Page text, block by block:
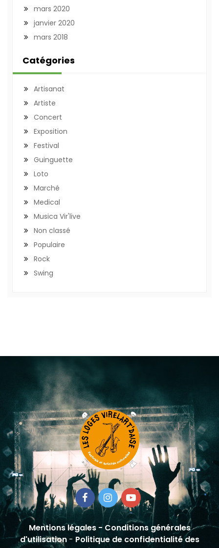
mars 2020
janvier 2020
mars 2018
Catégories
Artisanat
Artiste
Concert
Exposition
Festival
Guinguette
Loto
Marché
Medical
Musica Vir'live
Non classé
Populaire
Rock
Swing
Mentions légales- Conditions générales
d'utilisation- Politique de confidentialité des